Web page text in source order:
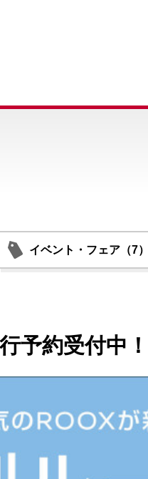
イベント・フェア（7
予約受付中